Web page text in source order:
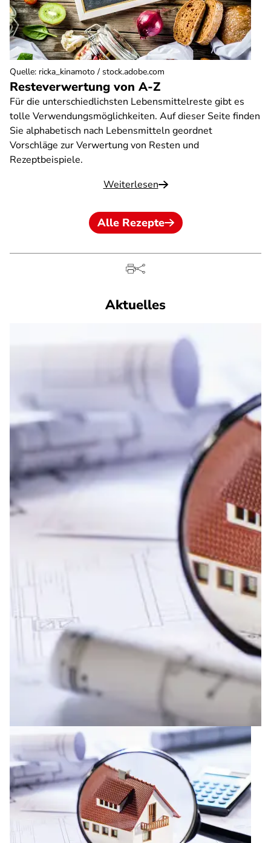
Resteverwertung von A-Z
Für die unterschiedlichsten Lebensmittelreste gibt es
tolle Verwendungsmöglichkeiten. Auf dieser Seite finden
Sie alphabetisch nach Lebensmitteln geordnet
Vorschläge zur Verwertung von Resten und
Rezeptbeispiele.
Weiterlesen
Quelle: ricka_kinamoto / stock.adobe.com
Alle Rezepte
Aktuelles